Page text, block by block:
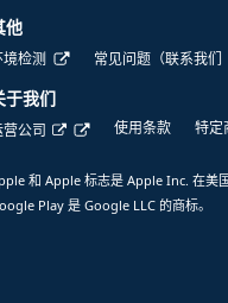
他
境检测 常见问题（联系我们
于我们
营公司 使用条款 特定
和 Apple 标志是 Apple Inc. 在美
Play 是 Google LLC 的商标。